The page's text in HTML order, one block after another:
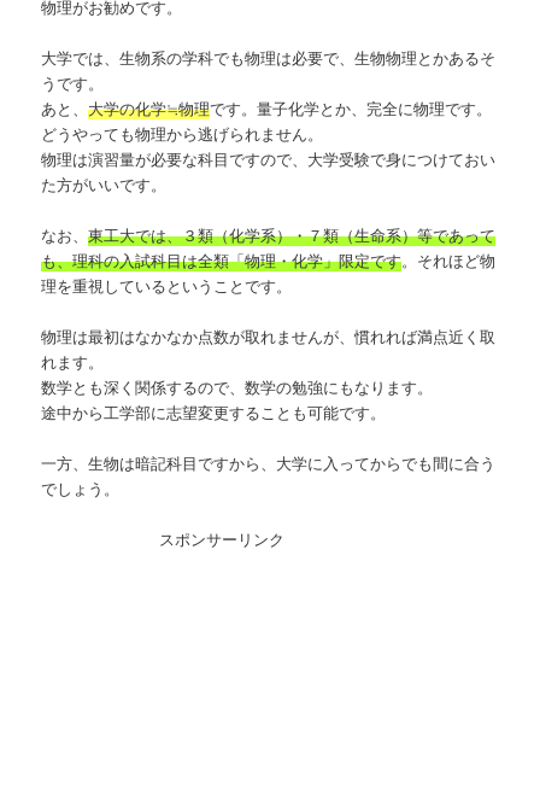
物理がお勧めです。
大学では、生物系の学科でも物理は必要で、生物物理とかあるそ
うです。
あと、大学の化学≒物理です。量子化学とか、完全に物理です。
どうやっても物理から逃げられません。
物理は演習量が必要な科目ですので、大学受験で身につけておい
た方がいいです。
なお、東工大では、３類（化学系）・７類（生命系）等であって
も、理科の入試科目は全類「物理・化学」限定です。それほど物
理を重視しているということです。
物理は最初はなかなか点数が取れませんが、慣れれば満点近く取
れます。
数学とも深く関係するので、数学の勉強にもなります。
途中から工学部に志望変更することも可能です。
一方、生物は暗記科目ですから、大学に入ってからでも間に合う
でしょう。
スポンサーリンク